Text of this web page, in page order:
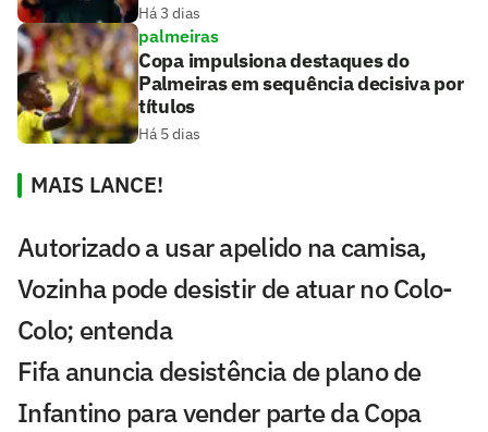
Há 3 dias
palmeiras
Copa impulsiona destaques do
Palmeiras em sequência decisiva por
títulos
Há 5 dias
MAIS LANCE!
Autorizado a usar apelido na camisa,
Vozinha pode desistir de atuar no Colo-
Colo; entenda
Fifa anuncia desistência de plano de
Infantino para vender parte da Copa